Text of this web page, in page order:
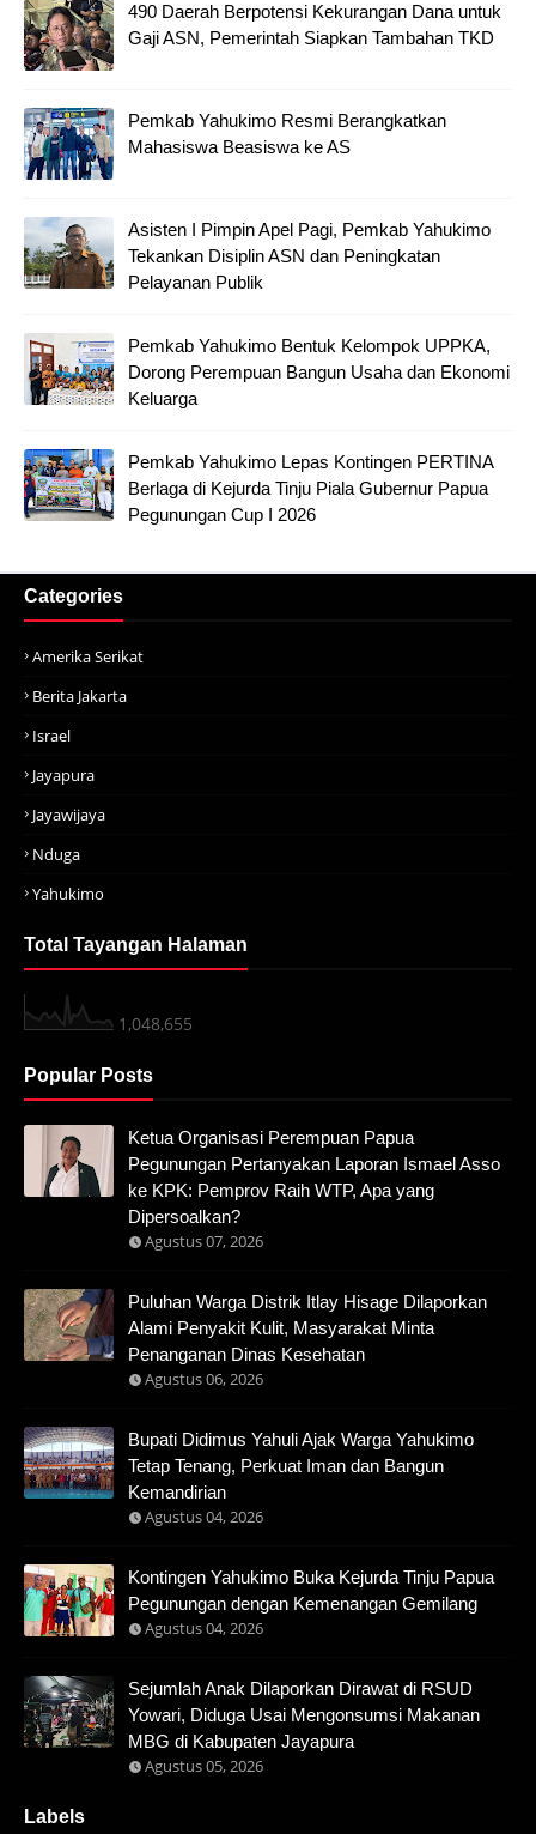
490 Daerah Berpotensi Kekurangan Dana untuk
Gaji ASN, Pemerintah Siapkan Tambahan TKD
Pemkab Yahukimo Resmi Berangkatkan
Mahasiswa Beasiswa ke AS
Asisten I Pimpin Apel Pagi, Pemkab Yahukimo
Tekankan Disiplin ASN dan Peningkatan
Pelayanan Publik
Pemkab Yahukimo Bentuk Kelompok UPPKA,
Dorong Perempuan Bangun Usaha dan Ekonomi
Keluarga
Pemkab Yahukimo Lepas Kontingen PERTINA
Berlaga di Kejurda Tinju Piala Gubernur Papua
Pegunungan Cup I 2026
Categories
Amerika Serikat
Berita Jakarta
Israel
Jayapura
Jayawijaya
Nduga
Yahukimo
Total Tayangan Halaman
1,048,655
Popular Posts
Ketua Organisasi Perempuan Papua
Pegunungan Pertanyakan Laporan Ismael Asso
ke KPK: Pemprov Raih WTP, Apa yang
Dipersoalkan?
Agustus 07, 2026
Puluhan Warga Distrik Itlay Hisage Dilaporkan
Alami Penyakit Kulit, Masyarakat Minta
Penanganan Dinas Kesehatan
Agustus 06, 2026
Bupati Didimus Yahuli Ajak Warga Yahukimo
Tetap Tenang, Perkuat Iman dan Bangun
Kemandirian
Agustus 04, 2026
Kontingen Yahukimo Buka Kejurda Tinju Papua
Pegunungan dengan Kemenangan Gemilang
Agustus 04, 2026
Sejumlah Anak Dilaporkan Dirawat di RSUD
Yowari, Diduga Usai Mengonsumsi Makanan
MBG di Kabupaten Jayapura
Agustus 05, 2026
Labels